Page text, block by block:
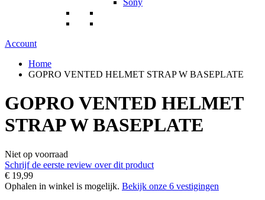
Sony
Account
Home
GOPRO VENTED HELMET STRAP W BASEPLATE
GOPRO VENTED HELMET
STRAP W BASEPLATE
Niet op voorraad
Schrijf de eerste review over dit product
€ 19,99
Ophalen in winkel is mogelijk. Bekijk onze 6 vestigingen